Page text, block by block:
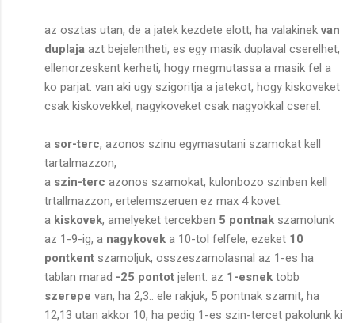
az osztas utan, de a jatek kezdete elott, ha valakinekvan
duplaja azt bejelentheti, es egy masik duplaval cserelhet,
ellenorzeskent kerheti, hogy megmutassa a masik fel a
ko parjat. van aki ugy szigoritja a jatekot, hogy kiskoveket
csak kiskovekkel, nagykoveket csak nagyokkal cserel.
a sor-terc, azonos szinu egymasutani szamokat kell
tartalmazzon,
a szin-terc azonos szamokat, kulonbozo szinben kell
trtallmazzon, ertelemszeruen ez max 4 kovet.
a kiskovek, amelyeket tercekben 5 pontnak szamolunk
az 1-9-ig, a nagykovek a 10-tol felfele, ezeket 10
pontkent szamoljuk, osszeszamolasnal az 1-es ha
tablan marad -25 pontot jelent. az 1-esnek tobb
szerepe van, ha 2,3.. ele rakjuk, 5 pontnak szamit, ha
12,13 utan akkor 10, ha pedig 1-es szin-tercet pakolunk ki